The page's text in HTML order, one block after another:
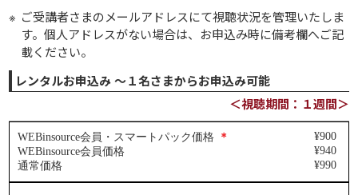
ご受講者さまのメールアドレスにて視聴状況を管理いたしま
す。個人アドレスがない場合は、お申込み時に備考欄へご記
載ください。
レンタルお申込み ～１名さまからお申込み可能
＜視聴期間：１週間＞